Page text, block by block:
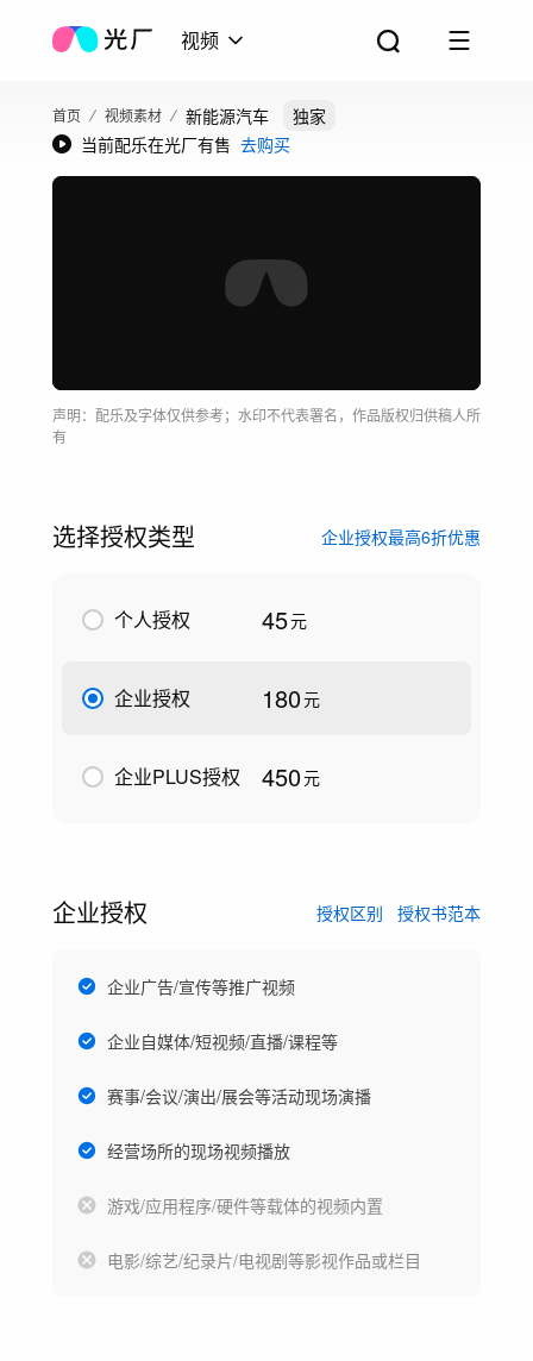
视频
首页 视频素材 新能源汽车
独家
当前配乐在光厂有售 去购买
声明：配乐及字体仅供参考；水印不代表署名，作品版权归供稿人所
有
选择授权类型 企业授权最高6折优惠
个人授权 45元
企业授权 180元
企业PLUS授权 450元
企业授权 授权区别 授权书范本
企业广告/宣传等推广视频
企业自媒体/短视频/直播/课程等
赛事/会议/演出/展会等活动现场演播
经营场所的现场视频播放
游戏/应用程序/硬件等载体的视频内置
电影/综艺/纪录片/电视剧等影视作品或栏目